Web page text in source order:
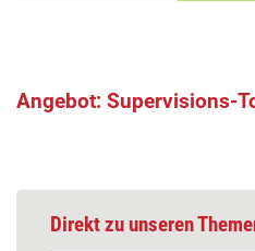
Angebot: Supervisions-
Direkt zu unseren